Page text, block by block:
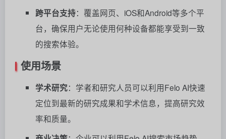
跨平台支持：覆盖网页、iOS和Android等多个平
台，确保用户无论使用何种设备都能享受到一致
的搜索体验。
使用场景
学术研究：学者和研究人员可以利用Felo AI快速
定位到最新的研究成果和学术信息，提高研究效
率和质量。